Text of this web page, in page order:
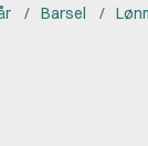
Barsel